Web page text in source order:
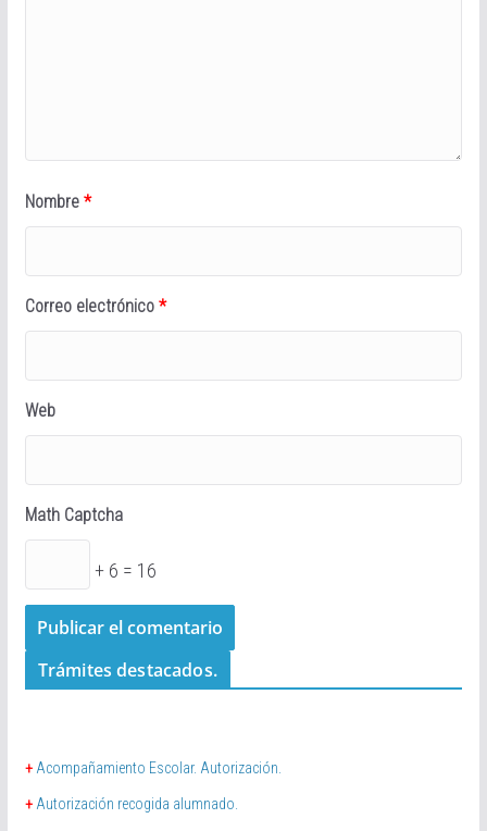
Nombre *
Correo electrónico *
Web
Math Captcha
+ 6 = 16
Trámites destacados.
+ Acompañamiento Escolar. Autorización.
+ Autorización recogida alumnado.